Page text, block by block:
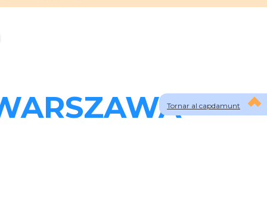
Tornar al capdamunt
-